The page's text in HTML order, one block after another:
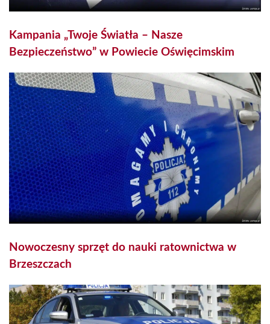
Kampania „Twoje Światła – Nasze
Bezpieczeństwo” w Powiecie Oświęcimskim
Nowoczesny sprzęt do nauki ratownictwa w
Brzeszczach